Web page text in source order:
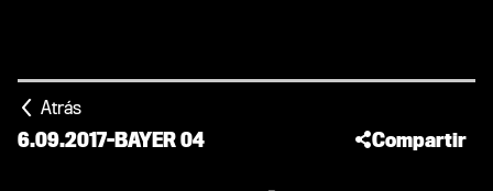
Atrás
6.09.2017-BAYER 04 Compartir